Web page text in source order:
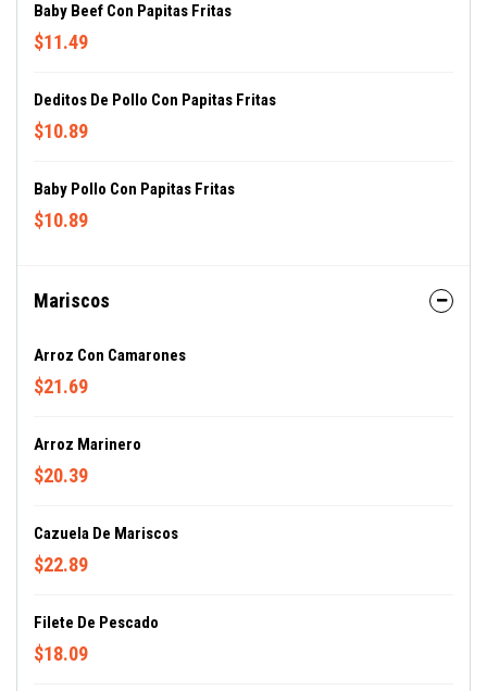
Baby Beef Con Papitas Fritas
$11.49
Deditos De Pollo Con Papitas Fritas
$10.89
Baby Pollo Con Papitas Fritas
$10.89
Mariscos
Arroz Con Camarones
$21.69
Arroz Marinero
$20.39
Cazuela De Mariscos
$22.89
Filete De Pescado
$18.09